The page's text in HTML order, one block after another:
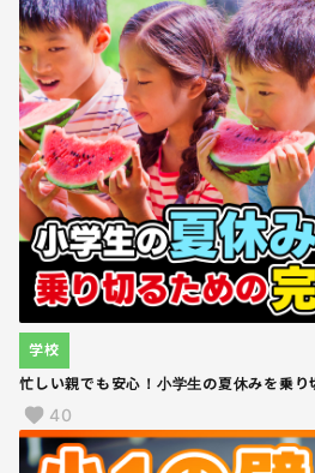
忙しい親でも安心！小学生の夏休みを乗り
学校
40